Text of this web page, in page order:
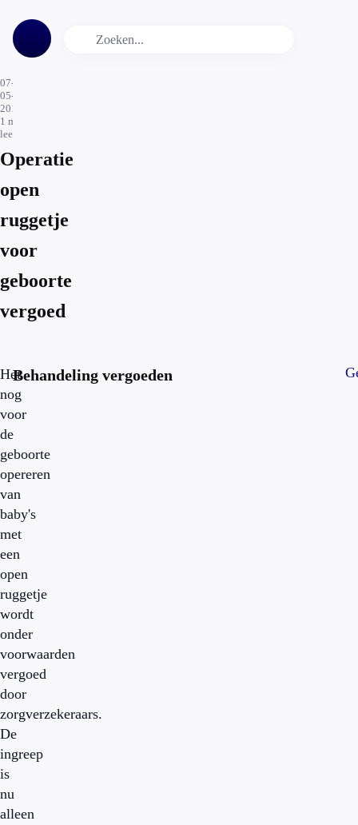
07-
05-
2015
1 min.
leestijd
Operatie
open
ruggetje
voor
geboorte
vergoed
Het
nog
voor
de
geboorte
opereren
van
baby's
met
een
open
ruggetje
wordt
onder
voorwaarden
vergoed
door
zorgverzekeraars.
De
ingreep
is
nu
alleen
Behandeling vergoeden